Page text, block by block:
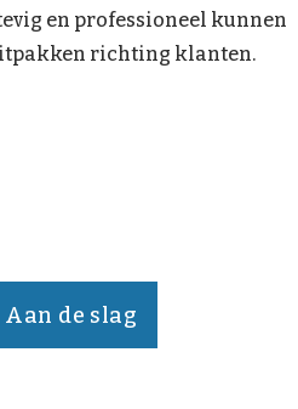
en professioneel kunnen
richting klanten.
Aan de slag